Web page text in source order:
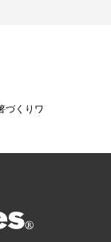
づくりワ